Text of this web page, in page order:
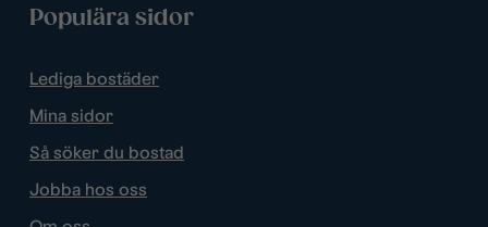
Populära sidor
Lediga bostäder
Mina sidor
Så söker du bostad
Jobba hos oss